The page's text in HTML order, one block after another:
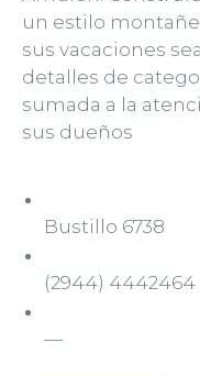
un estilo
sus vacaciones
detalles de
sumada a la
sus dueños
Bustillo 6738
(2944) 4442464
—